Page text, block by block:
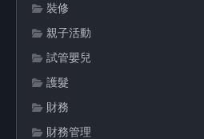
裝修
親子活動
試管嬰兒
護髮
財務
財務管理